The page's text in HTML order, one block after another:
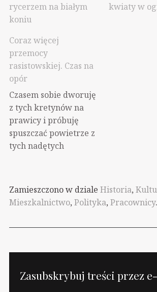
rycerzem na białym
koniu
kwiaty w
Coraz więcej
przemocy
rasistowskiej. Czas na
opór
Czasem sobie dworuję
z tych kretynów na
prawicy i próbuję
spuszczać powietrze z
tych nadętych
histeria ostatnia
wywołana przez
prawicowe partie i
wyrządzać krzywdę
nie tylko poczuciu
Zamieszczono w dziale Historia,
Mieszkalnictwo, Polityka, Pracownicy.
Zasubskrybuj treści przez